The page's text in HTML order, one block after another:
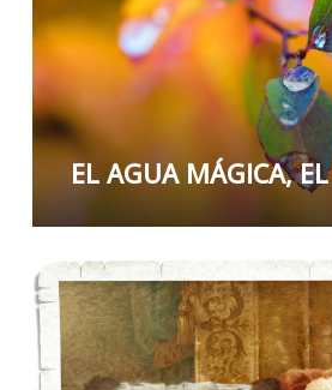
EL AGUA MÁGICA,